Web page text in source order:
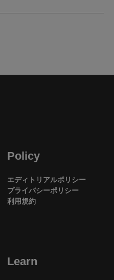
Policy
エディトリアルポリシー
プライバシーポリシー
利用規約
Learn